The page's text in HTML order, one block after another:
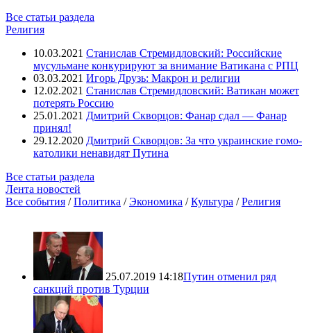
Все статьи раздела
Религия
10.03.2021 Станислав Стремидловский: Российские
мусульмане конкурируют за внимание Ватикана с РПЦ
03.03.2021 Игорь Друзь: Макрон и религии
12.02.2021 Станислав Стремидловский: Ватикан может
потерять Россию
25.01.2021 Дмитрий Скворцов: Фанар сдал — Фанар
принял!
29.12.2020 Дмитрий Скворцов: За что украинские гомо-
католики ненавидят Путина
Все статьи раздела
Лента новостей
Все события /Политика /Экономика /Культура /Религия
25.07.2019 14:18Путин отменил ряд
санкций против Турции